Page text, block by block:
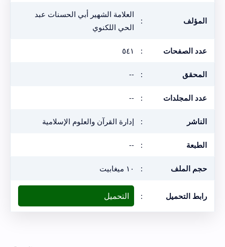
المؤلف :
العلامة الشهير أبي الحسنات عبد
الحي اللكنوي
عدد الصفحات : ٥٤١
المحقق :
--
عدد المجلدات :
--
الناشر : إدارة القرآن والعلوم الإسلامية
الطبعة :
--
حجم الملف : ١٠ ميغابيت
رابط التحميل : التحميل